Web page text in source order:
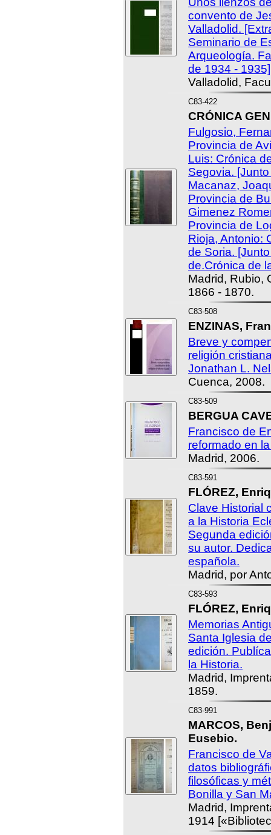
convento de
Valladolid.
Seminario de
Arqueología.
de 1934 -
Valladolid,
C83-422
CRÓNICA
Fulgosio,
Provincia de
Luis: Crónica
Segovia.
Macanaz,
Provincia de
Gimenez
Provincia de
Rioja, Antonio:
de Soria.
de.Crónica de
Madrid, Rubio,
1866 - 1870.
C83-508
ENZINAS,
Breve y
religión
Jonathan L.
Cuenca, 2008.
C83-509
BERGUA
Francisco de
reformado en
Madrid, 2006.
C83-591
FLÓREZ,
Clave Historial
a la Historia
Segunda
su autor.
española.
Madrid, por
C83-593
FLÓREZ,
Memorias
Santa Iglesia
edición.
la Historia.
Madrid,
1859.
C83-991
MARCOS,
Eusebio.
Francisco de
datos
filosóficas y
Bonilla y San
Madrid,
1914